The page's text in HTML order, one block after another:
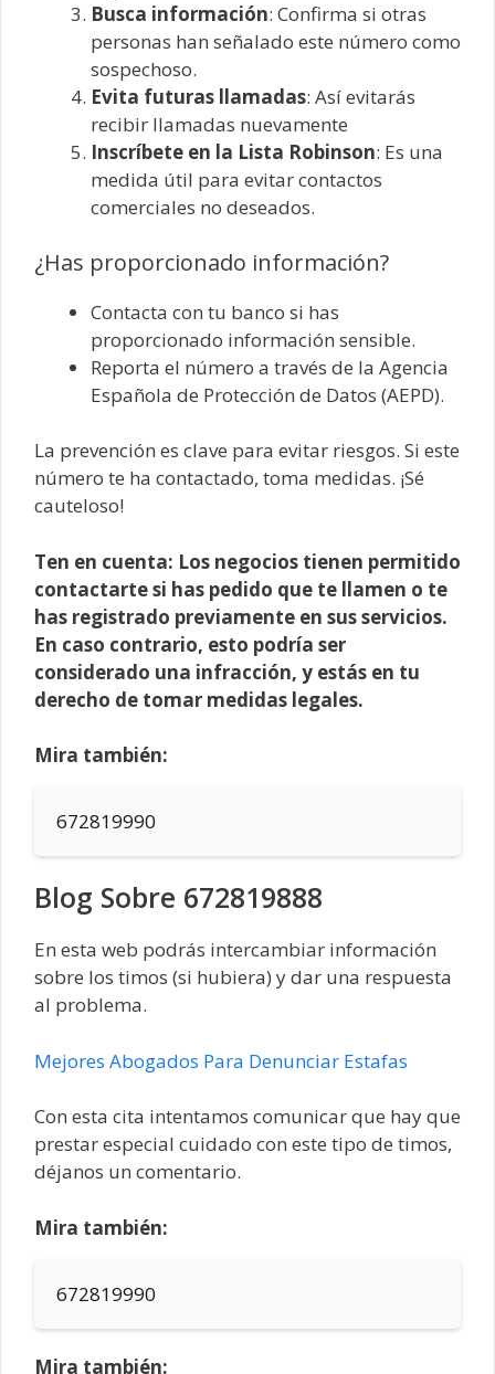
Busca información: Confirma si otras
personas han señalado este número como
sospechoso.
Evita futuras llamadas: Así evitarás
recibir llamadas nuevamente
Inscríbete en la Lista Robinson: Es una
medida útil para evitar contactos
comerciales no deseados.
¿Has proporcionado información?
Contacta con tu banco si has
proporcionado información sensible.
Reporta el número a través de la Agencia
Española de Protección de Datos (AEPD).
La prevención es clave para evitar riesgos. Si este
número te ha contactado, toma medidas. ¡Sé
cauteloso!
Ten en cuenta: Los negocios tienen permitido
contactarte si has pedido que te llamen o te
has registrado previamente en sus servicios.
En caso contrario, esto podría ser
considerado una infracción, y estás en tu
derecho de tomar medidas legales.
Mira también:
672819990
Blog Sobre 672819888
En esta web podrás intercambiar información
sobre los timos (si hubiera) y dar una respuesta
al problema.
Mejores Abogados Para Denunciar Estafas
Con esta cita intentamos comunicar que hay que
prestar especial cuidado con este tipo de timos,
déjanos un comentario.
Mira también:
672819990
Mira también: